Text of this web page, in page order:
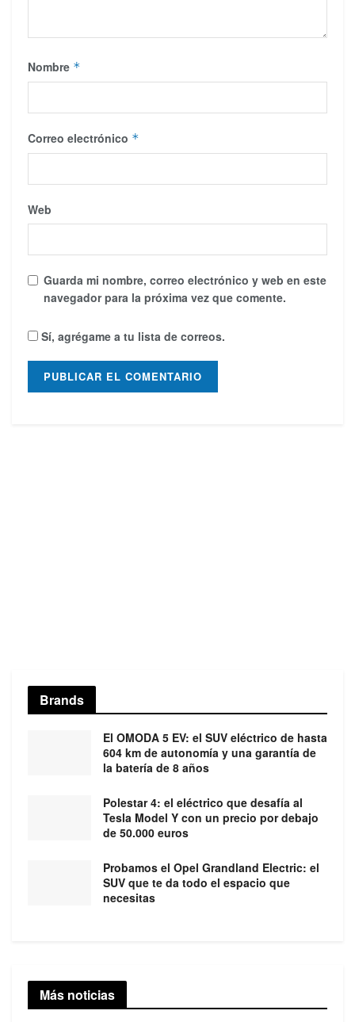
Nombre *
Correo electrónico *
Web
Guarda mi nombre, correo electrónico y web en este
navegador para la próxima vez que comente.
Sí, agrégame a tu lista de correos.
Brands
El OMODA 5 EV: el SUV eléctrico de hasta
604 km de autonomía y una garantía de
la batería de 8 años
Polestar 4: el eléctrico que desafía al
Tesla Model Y con un precio por debajo
de 50.000 euros
Probamos el Opel Grandland Electric: el
SUV que te da todo el espacio que
necesitas
Más noticias